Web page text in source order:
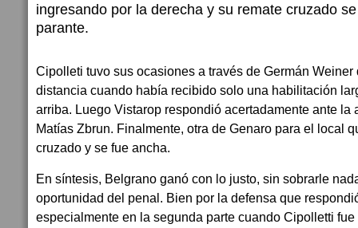
ingresando por la derecha y su remate cruzado
parante.
Cipolleti tuvo sus ocasiones a través de Germán Weiner
distancia cuando había recibido solo una habilitación
arriba. Luego Vistarop respondió acertadamente ante la
Matías Zbrun. Finalmente, otra de Genaro para el local
cruzado y se fue ancha.
En síntesis, Belgrano ganó con lo justo, sin sobrarle
oportunidad del penal. Bien por la defensa que
especialmente en la segunda parte cuando Cipolletti